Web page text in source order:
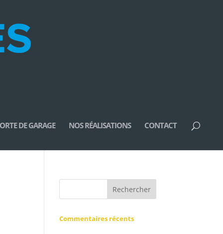
DE GARAGE NOS RÉALISATIONS CONTACT
Commentaires récents